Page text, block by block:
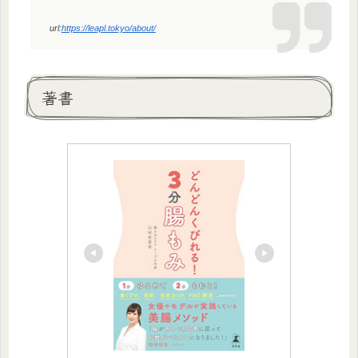
url:https://leapl.tokyo/about/
著書